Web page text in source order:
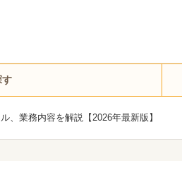
す
、業務内容を解説【2026年最新版】